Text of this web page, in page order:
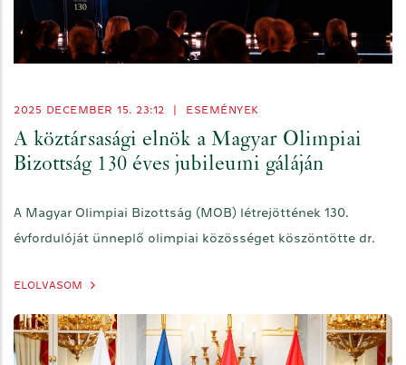
2025 DECEMBER 15. 23:12 ESEMÉNYEK
A köztársasági elnök a Magyar Olimpiai
Bizottság 130 éves jubileumi gáláján
A Magyar Olimpiai Bizottság (MOB) létrejöttének 130.
évfordulóját ünneplő olimpiai közösséget köszöntötte dr.
ELOLVASOM